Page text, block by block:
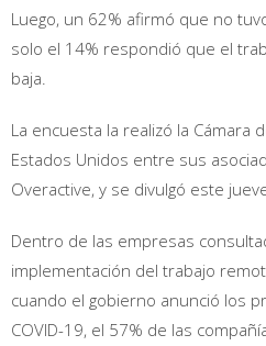
Luego, un 62% afirmó que no
solo el 14% respondió que el
baja.
La encuesta la realizó la Cámara
Estados Unidos entre sus
Overactive, y se divulgó este
Dentro de las empresas
implementación del trabajo
cuando el gobierno anunció los
COVID-19, el 57% de las